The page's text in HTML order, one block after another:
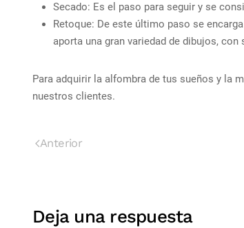
Secado: Es el paso para seguir y se
Retoque: De este último paso se
aporta una gran variedad de dibujos,
Para adquirir la alfombra de tus sueños y la
nuestros clientes.
Anterior
Deja una respuesta